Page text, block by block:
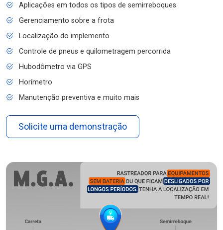
Aplicações em todos os tipos de semirreboques
Gerenciamento sobre a frota
Localização do implemento
Controle de pneus e quilometragem percorrida
Hubodômetro via GPS
Horímetro
Manutenção preventiva e muito mais
Solicite uma demonstração